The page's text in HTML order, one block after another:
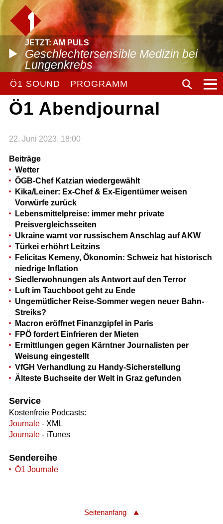
JETZT: AM PULS
Geschlechtersensible Medizin bei
Lungenkrebs
Ö1 SOUND PROGRAMM
Ö1 Abendjournal
22. Juni 2023, 18:00
Beiträge
Wetter
ÖGB-Chef Katzian wiedergewählt
Kika/Leiner: Ex-Chef & Ex-Eigentümer weisen
Vorwürfe zurück
Lebensmittelpreise: immer mehr private
Preisvergleichsseiten
Ukraine warnt vor russischem Anschlag auf AKW
Türkei erhöhrt Leitzins
Felicitas Kemeny, Ökonomin: Schweiz hat historisch
niedrige Inflation
Siedlerwohnungen als Antwort auf den Terror
Luft im Tauchboot geht zu Ende
Ungemütlicher Reise-Sommer wegen neuer Bahn-
Streiks?
Macron eröffnet Finanzgipfel in Paris
FPÖ fordert Einfrieren der Mieten
Ermittlungen gegen Kärntner Journalisten per
Weisung eingestellt
VfGH Verhandlung zu Handy-Sicherstellung
Älteste Buchseite der Welt in Graz gefunden
Service
Kostenfreie Podcasts:
Journale- XML
Journale- iTunes
Sendereihe
Ö1 Journale
Seitenanfang